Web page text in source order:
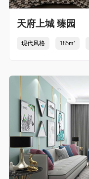
天府上城 臻园
现代风格 185m²